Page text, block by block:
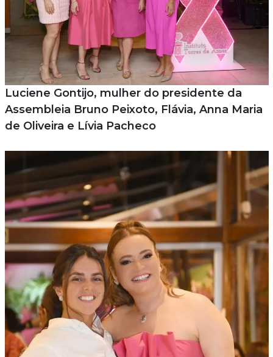
Luciene Gontijo, mulher do presidente da
Assembleia Bruno Peixoto, Flávia, Anna Maria
de Oliveira e Lívia Pacheco